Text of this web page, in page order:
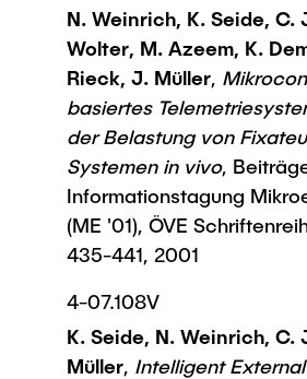
N. Weinrich, K. Seide, C.
Wolter, M. Azeem, K.
Rieck, J. Müller,
basiertes
der Belastung von
Systemen in vivo,
Informationstagung
(ME '01), ÖVE
435-441, 2001
4-07.108V
K. Seide, N. Weinrich, C.
Müller, Intelligent